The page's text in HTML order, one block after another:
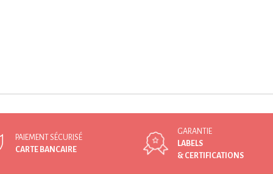
PAIEMENT SÉCURISÉ
CARTE BANCAIRE
GARANTIE
LABELS
& CERTIFICATIONS